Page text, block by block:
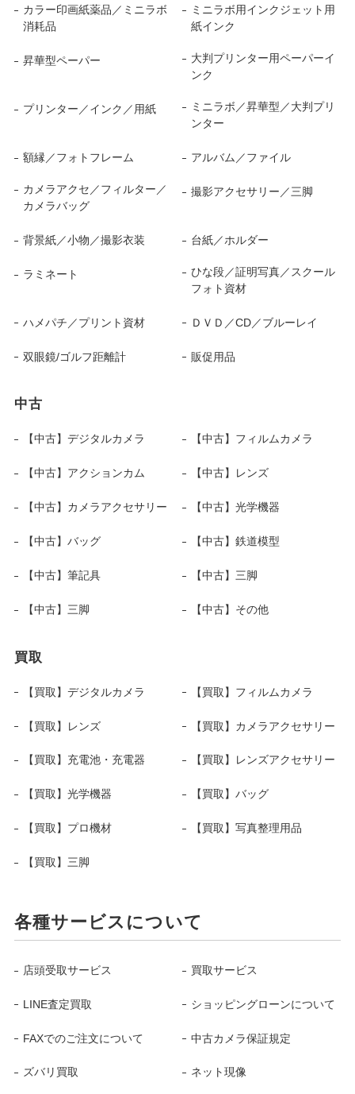
カラー印画紙薬品／ミニラボ
消耗品
ミニラボ用インクジェット用
紙インク
昇華型ペーパー
大判プリンター用ペーパーイ
ンク
プリンター／インク／用紙
ミニラボ／昇華型／大判プリ
ンター
額縁／フォトフレーム アルバム／ファイル
カメラアクセ／フィルター／
カメラバッグ
撮影アクセサリー／三脚
背景紙／小物／撮影衣装 台紙／ホルダー
ラミネート
ひな段／証明写真／スクール
フォト資材
ハメパチ／プリント資材 ＤＶＤ／CD／ブルーレイ
双眼鏡/ゴルフ距離計 販促用品
中古
【中古】デジタルカメラ 【中古】フィルムカメラ
【中古】アクションカム 【中古】レンズ
【中古】カメラアクセサリー 【中古】光学機器
【中古】バッグ 【中古】鉄道模型
【中古】筆記具 【中古】三脚
【中古】三脚 【中古】その他
買取
【買取】デジタルカメラ 【買取】フィルムカメラ
【買取】レンズ 【買取】カメラアクセサリー
【買取】充電池・充電器 【買取】レンズアクセサリー
【買取】光学機器 【買取】バッグ
【買取】プロ機材 【買取】写真整理用品
【買取】三脚
各種サービスについて
店頭受取サービス 買取サービス
LINE査定買取 ショッピングローンについて
FAXでのご注文について 中古カメラ保証規定
ズバリ買取 ネット現像